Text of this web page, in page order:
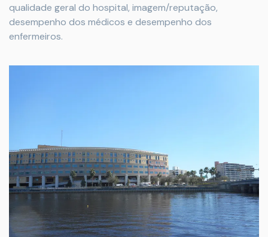
qualidade geral do hospital, imagem/reputação,
desempenho dos médicos e desempenho dos
enfermeiros.